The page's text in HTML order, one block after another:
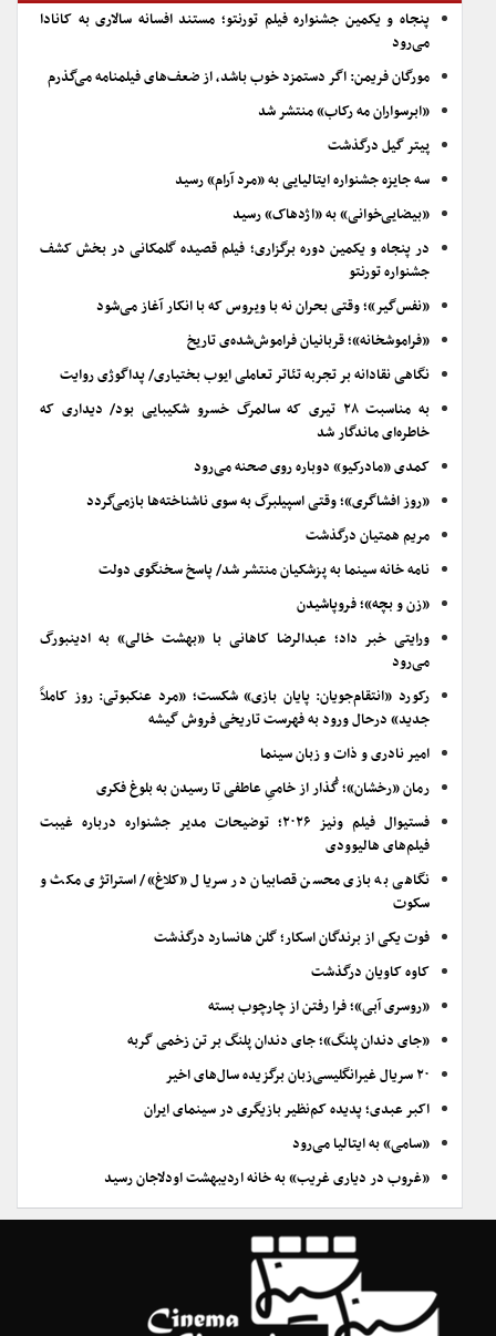
پنجاه و یکمین جشنواره فیلم تورنتو؛ مستند افسانه سالاری به کانادا
می‌رود
مورگان فریمن: اگر دستمزد خوب باشد، از ضعف‌های فیلمنامه می‌گذرم
«ابرسواران مه رکاب» منتشر شد
پیتر گیل درگذشت
سه جایزه جشنواره ایتالیایی به «مرد آرام» رسید
«بیضایی‌خوانی» به «اژدهاک» رسید
در پنجاه و یکمین دوره برگزاری؛ فیلم قصیده گلمکانی در بخش کشف
جشنواره تورنتو
«نفس‌گیر»؛ وقتی بحران نه با ویروس که با انکار آغاز می‌شود
«فراموشخانه»؛ قربانیان فراموش‌شده‌ی تاریخ
نگاهی نقادانه بر تجربه تئاتر تعاملی ایوب بختیاری/ پداگوژی روایت
به مناسبت ۲۸ تیری که سالمرگ خسرو شکیبایی بود/ دیداری که
خاطره‌ای ماندگار شد
کمدی «مادرکیو» دوباره روی صحنه می‌رود
«روز افشاگری»؛ وقتی اسپیلبرگ به سوی ناشناخته‌ها بازمی‌گردد
مریم همتیان درگذشت
نامه خانه سینما به پزشکیان منتشر شد/ پاسخ سخنگوی دولت
«زن و بچه»؛ فروپاشیدن
ورایتی خبر داد؛ عبدالرضا کاهانی با «بهشت خالی» به ادینبورگ
می‌رود
رکورد «انتقام‌جویان: پایان بازی» شکست؛ «مرد عنکبوتی: روز کاملاً
جدید» درحال ورود به فهرست تاریخی فروش گیشه
امیر نادری و ذات و زبان سینما
رمان «رخشان»؛ گُذار از خامیِ عاطفی تا رسیدن به بلوغ فکری
فستیوال فیلم ونیز ۲۰۲۶؛ توضیحات مدیر جشنواره درباره غیبت
فیلم‌های هالیوودی
نگاهی به بازی محسن قصابیان در سریال «کلاغ»/ استراتژی مکث و
سکوت
فوت یکی از برندگان اسکار؛ گلن هانسارد درگذشت
کاوه کاویان درگذشت
«روسری آبی»؛ فرا رفتن از چارچوب بسته
«جای دندان پلنگ»؛ جای دندان پلنگ بر تن زخمی گربه
۲۰ سریال غیرانگلیسی‌زبان برگزیده سال‌های اخیر
اکبر عبدی؛ پدیده کم‌نظیر بازیگری در سینمای ایران
«سامی» به ایتالیا می‌رود
«غروب در دیاری غریب» به خانه اردیبهشت اودلاجان رسید